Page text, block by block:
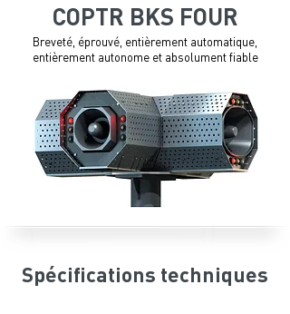
COPTR BKS FOUR
Breveté, éprouvé, entièrement automatique,
entièrement autonome et absolument fiable
Spécifications techniques